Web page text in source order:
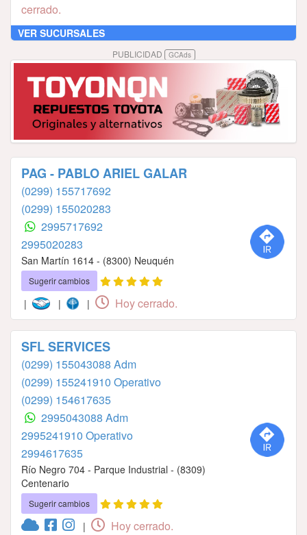
cerrado.
VER SUCURSALES
PUBLICIDAD GCAds
PAG - PABLO ARIEL GALAR
(0299) 155717692
(0299) 155020283
2995717692
2995020283
San Martín 1614 - (8300) Neuquén
Sugerir cambios
| | | Hoy cerrado.
SFL SERVICES
(0299) 155043088 Adm
(0299) 155241910 Operativo
(0299) 154617635
2995043088 Adm
2995241910 Operativo
2994617635
Río Negro 704 - Parque Industrial - (8309)
Centenario
Sugerir cambios
| Hoy cerrado.